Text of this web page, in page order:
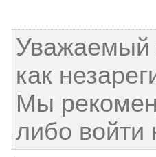
Уважаемый
как
Мы
либо войти